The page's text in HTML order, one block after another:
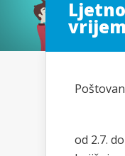
od 2.7.